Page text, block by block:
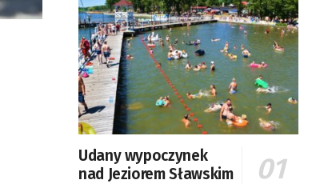
Udany wypoczynek
nad Jeziorem Sławskim